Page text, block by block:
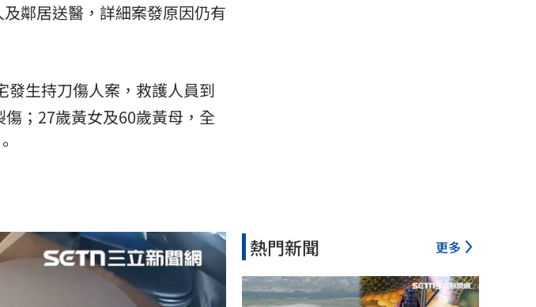
鄰居送醫，詳細案發原因仍有
發生持刀傷人案，救護人員到
；27歲黃女及60歲黃母，全
熱門新聞 更多